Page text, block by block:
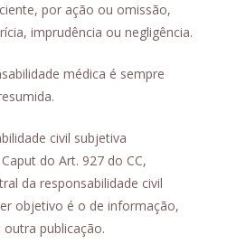
por ação ou omissão,
imprudência ou negligência.
médica é sempre
civil subjetiva
do Art. 927 do CC,
da responsabilidade civil
objetivo é o de informação,
publicação.